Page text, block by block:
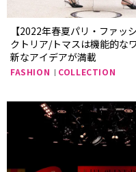
【2022年春夏パリ・ファッ
クトリア/トマスは機能的な
新なアイデアが満載
FASHION COLLECTION